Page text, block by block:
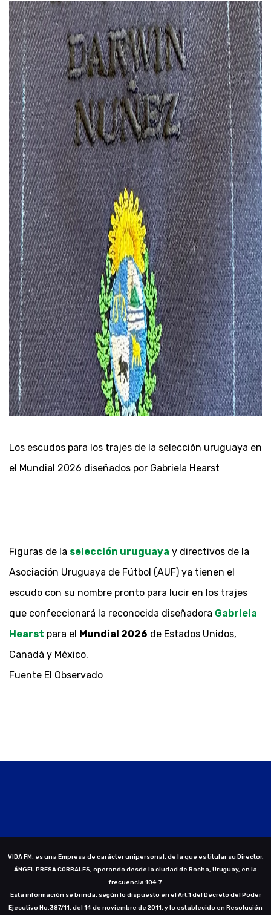
Los escudos para los trajes de la selección uruguaya en
el Mundial 2026 diseñados por Gabriela Hearst
Figuras de la selección uruguaya y directivos de la
Asociación Uruguaya de Fútbol (AUF) ya tienen el
escudo con su nombre pronto para lucir en los trajes
que confeccionará la reconocida diseñadora Gabriela
Hearst para el Mundial 2026 de Estados Unidos,
Canadá y México.
Fuente El Observado
VIDA FM. es una Empresa de carácter unipersonal, de la que es titular su Director,
ÁNGEL PRESA CORRALES, operando desde la ciudad de Rocha, Uruguay, en la
frecuencia 104.7.
Esta información se brinda, según lo dispuesto en el Art.1 del Decreto del Poder
Ejecutivo No.387/11, del 14 de noviembre de 2011, y lo establecido en Resolución